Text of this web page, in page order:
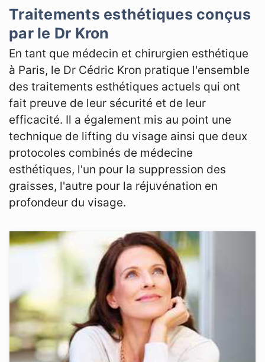
Traitements esthétiques conçus
par le Dr Kron
En tant que médecin et chirurgien esthétique
à Paris, le Dr Cédric Kron pratique l'ensemble
des traitements esthétiques actuels qui ont
fait preuve de leur sécurité et de leur
efficacité. Il a également mis au point une
technique de lifting du visage ainsi que deux
protocoles combinés de médecine
esthétiques, l'un pour la suppression des
graisses, l'autre pour la réjuvénation en
profondeur du visage.